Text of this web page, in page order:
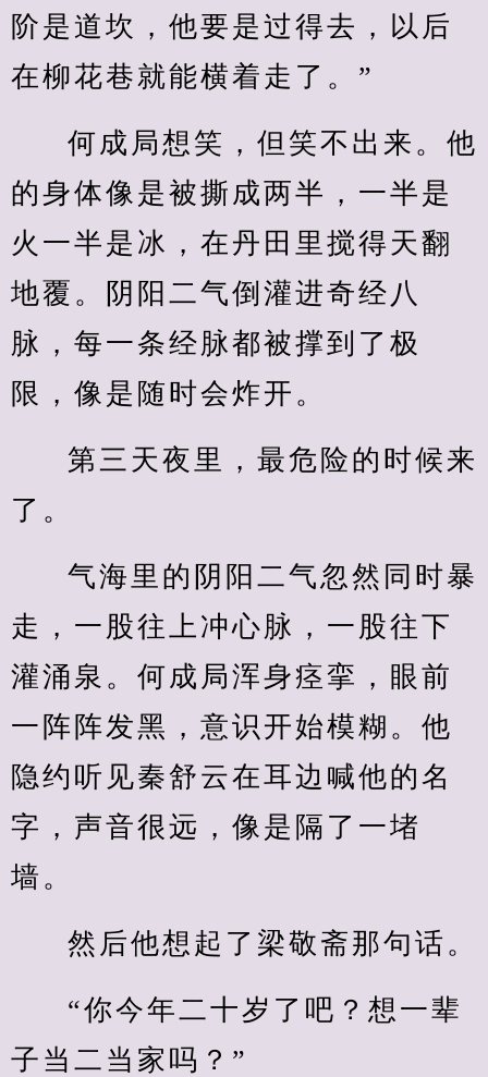
阶是道坎，他要是过得去，以后
在柳花巷就能横着走了。”
何成局想笑，但笑不出来。他
的身体像是被撕成两半，一半是
火一半是冰，在丹田里搅得天翻
地覆。阴阳二气倒灌进奇经八
脉，每一条经脉都被撑到了极
限，像是随时会炸开。
第三天夜里，最危险的时候来
了。
气海里的阴阳二气忽然同时暴
走，一股往上冲心脉，一股往下
灌涌泉。何成局浑身痉挛，眼前
一阵阵发黑，意识开始模糊。他
隐约听见秦舒云在耳边喊他的名
字，声音很远，像是隔了一堵
墙。
然后他想起了梁敬斋那句话。
“你今年二十岁了吧？想一辈
子当二当家吗？”